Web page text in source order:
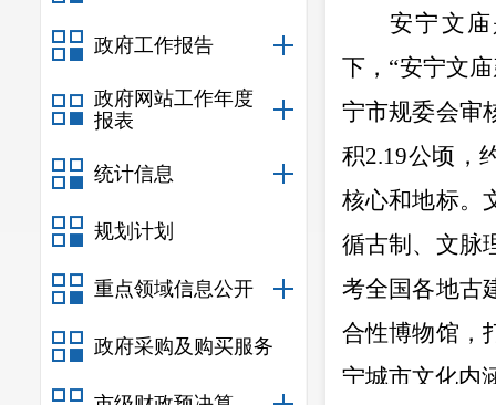
政府工作报告
政府网站工作年度
报表
统计信息
规划计划
重点领域信息公开
政府采购及购买服务
安宁文
下， “安宁文
宁市规委会审
积2.19公顷，
核心和地标。
循古制、文脉
考全国各地古
合性博物馆，
宁城市文化内